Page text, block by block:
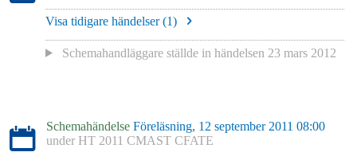
Visa tidigare händelser (1)
Schemahandläggare ställde in händelsen 23 mars 2012
Schemahändelse Föreläsning, 12 september 2011 08:00
under HT 2011 CMAST CFATE